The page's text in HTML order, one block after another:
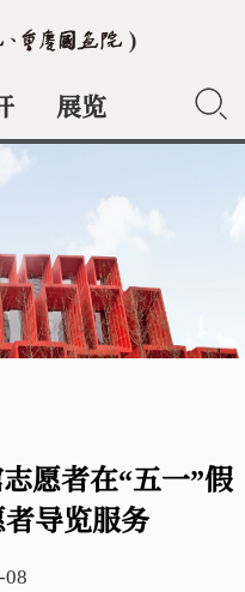
展览 典藏
愿者在“五一”假
导览服务
08